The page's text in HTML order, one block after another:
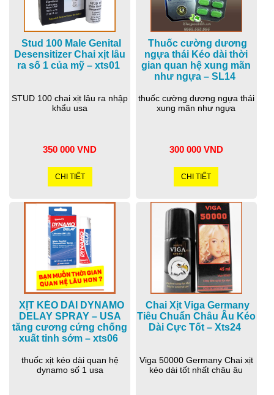
Stud 100 Male Genital
Desensitizer Chai xịt lâu
ra số 1 của mỹ – xts01
STUD 100 chai xịt lâu ra nhập
khẩu usa
350 000 VND
CHI TIẾT
Thuốc cường dương
ngựa thái Kéo dài thời
gian quan hệ xung mãn
như ngựa – SL14
thuốc cường dương ngựa thái
xung mãn như ngựa
300 000 VND
CHI TIẾT
XỊT KÉO DÀI DYNAMO
DELAY SPRAY – USA
tăng cương cứng chống
xuất tinh sớm – xts06
thuốc xịt kéo dài quan hệ
dynamo số 1 usa
Chai Xịt Viga Germany
Tiêu Chuẩn Châu Âu Kéo
Dài Cực Tốt – Xts24
Viga 50000 Germany Chai xịt
kéo dài tốt nhất châu âu